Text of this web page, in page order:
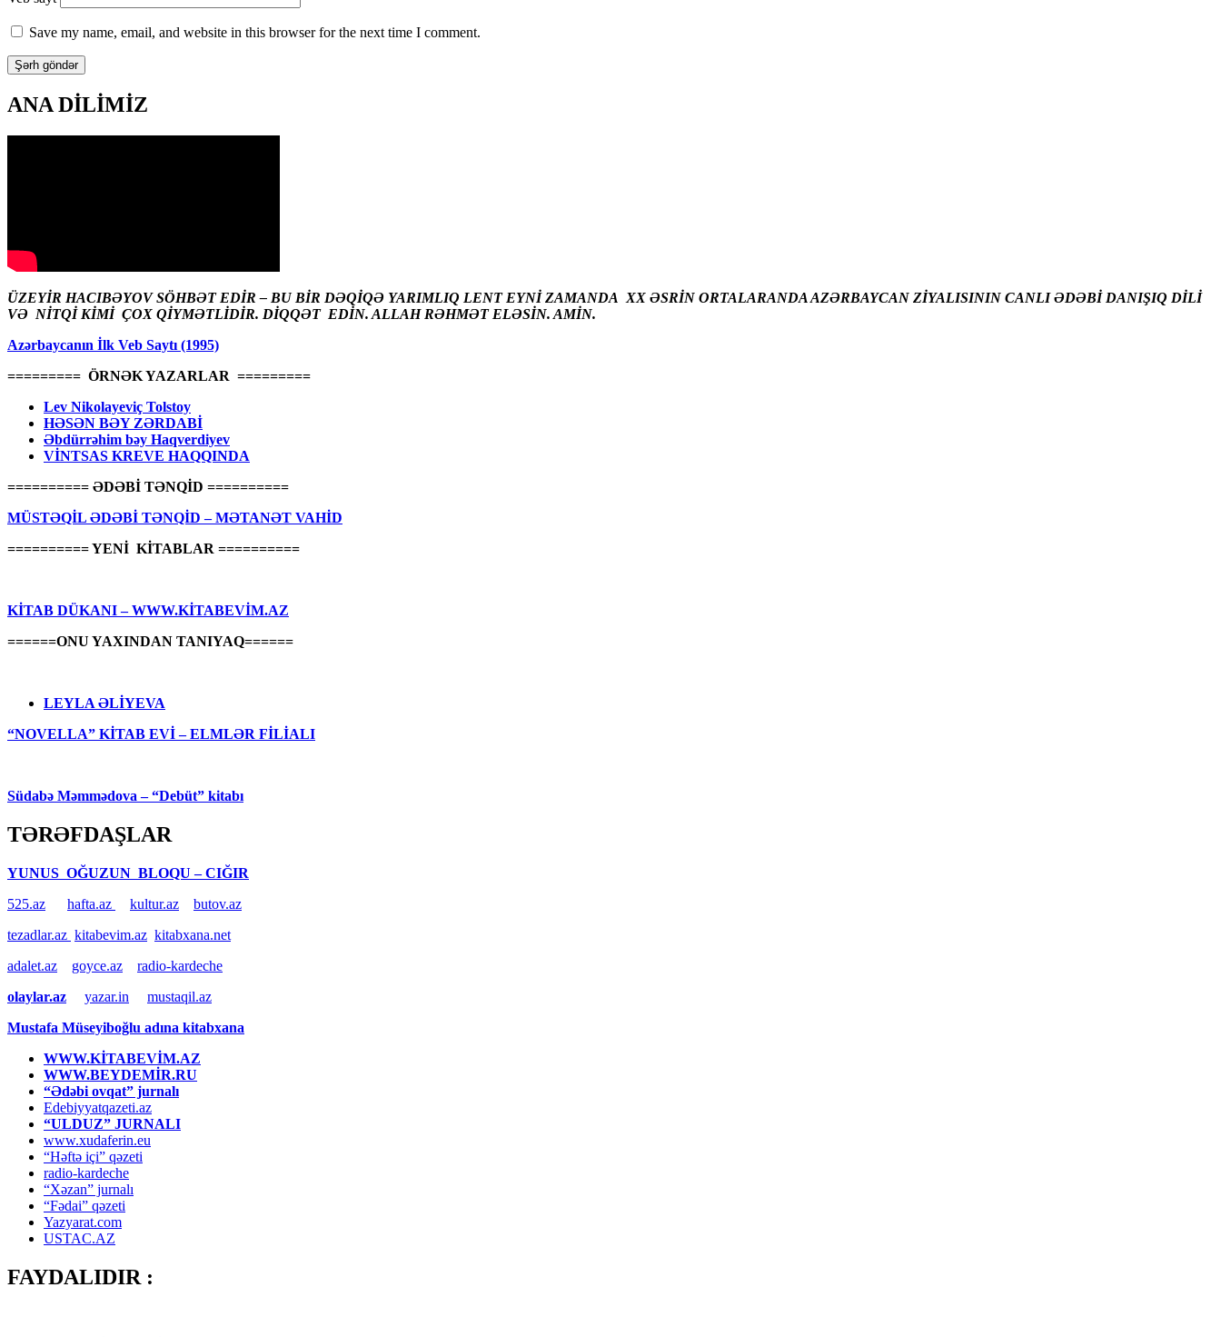
Save my name, email, and website in this browser for the next time I comment.
ANA DİLİMİZ
ÜZEYİR HACIBƏYOV SÖHBƏT EDİR – BU BİR DƏQİQƏ YARIMLIQ LENT EYNİ ZAMANDA XX ƏSRİN ORTALARANDA AZƏRBAYCAN ZİYALISININ CANLI ƏDƏBİ DANIŞIQ DİLİ
VƏ NİTQİ KİMİ ÇOX QİYMƏTLİDİR. DİQQƏT EDİN. ALLAH RƏHMƏT ELƏSİN. AMİN.
Azərbaycanın İlk Veb Saytı (1995)
========= ÖRNƏK YAZARLAR =========
Lev Nikolayeviç Tolstoy
HƏSƏN BƏY ZƏRDABİ
Əbdürrəhim bəy Haqverdiyev
VİNTSAS KREVE HAQQINDA
========== ƏDƏBİ TƏNQİD ==========
MÜSTƏQİL ƏDƏBİ TƏNQİD – MƏTANƏT VAHİD
========== YENİ KİTABLAR ==========
KİTAB DÜKANI – WWW.KİTABEVİM.AZ
======ONU YAXINDAN TANIYAQ======
LEYLA ƏLİYEVA
“NOVELLA” KİTAB EVİ – ELMLƏR FİLİALI
Südabə Məmmədova – “Debüt” kitabı
TƏRƏFDAŞLAR
YUNUS OĞUZUN BLOQU – CIĞIR
525.az
hafta.az kultur.az
butov.az
tezadlar.az kitabevim.az kitabxana.net
adalet.az
goyce.az
radio-kardeche
olaylar.az
yazar.in
mustaqil.az
Mustafa Müseyiboğlu adına kitabxana
WWW.KİTABEVİM.AZ
WWW.BEYDEMİR.RU
“Ədəbi ovqat” jurnalı
Edebiyyatqazeti.az
“ULDUZ” JURNALI
www.xudaferin.eu
“Həftə içi” qəzeti
radio-kardeche
“Xəzan” jurnalı
“Fədai” qəzeti
Yazyarat.com
USTAC.AZ
FAYDALIDIR :